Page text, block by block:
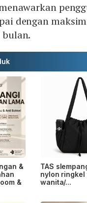
dengan
bulan.
&
&
TAS
nylon ringkel
wanita/...